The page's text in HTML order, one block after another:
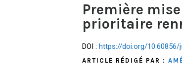
Première
prioritaire
DOI : https://doi.org/10.60856/
ARTICLE RÉDIGÉ PAR :